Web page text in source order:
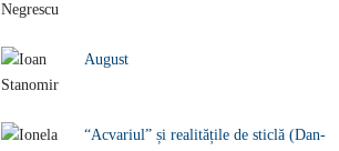
August
“Acvariul” și realitățile de sticlă (Dan-